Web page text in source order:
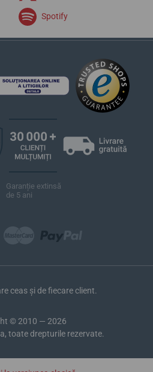
Spotify
Garanție extinsă
de 5 ani
ceas și de fiecare client.
© 2010 — 2026
toate drepturile rezervate.